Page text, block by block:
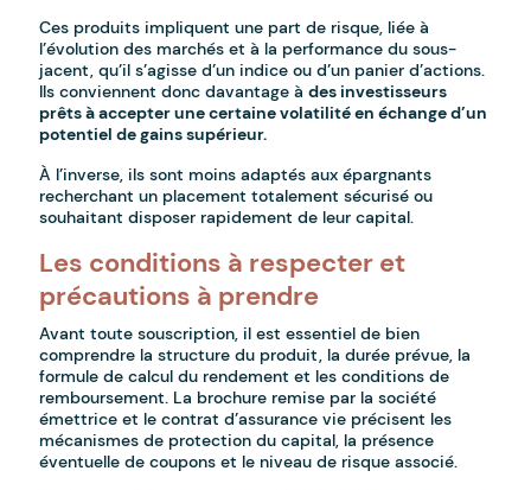
Ces produits impliquent une part de risque, liée à
l’évolution des marchés et à la performance du sous-
jacent, qu’il s’agisse d’un indice ou d’un panier d’actions.
Ils conviennent donc davantage àdes investisseurs
prêts à accepter une certaine volatilité en échange d’un
potentiel de gains supérieur.
À l’inverse, ils sont moins adaptés aux épargnants
recherchant un placement totalement sécurisé ou
souhaitant disposer rapidement de leur capital.
Les conditions à respecter et
précautions à prendre
Avant toute souscription, il est essentiel de bien
comprendre la structure du produit, la durée prévue, la
formule de calcul du rendement et les conditions de
remboursement. La brochure remise par la société
émettrice et le contrat d’assurance vie précisent les
mécanismes de protection du capital, la présence
éventuelle de coupons et le niveau de risque associé.